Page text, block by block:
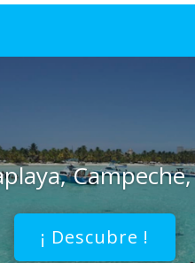
¡ Descubre !